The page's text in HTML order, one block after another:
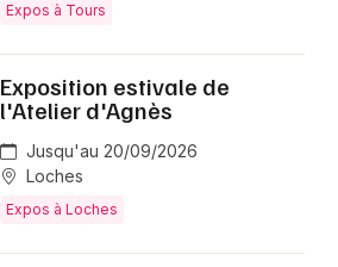
Expos à Tours
Exposition estivale de
l'Atelier d'Agnès
Jusqu'au 20/09/2026
Loches
Expos à Loches